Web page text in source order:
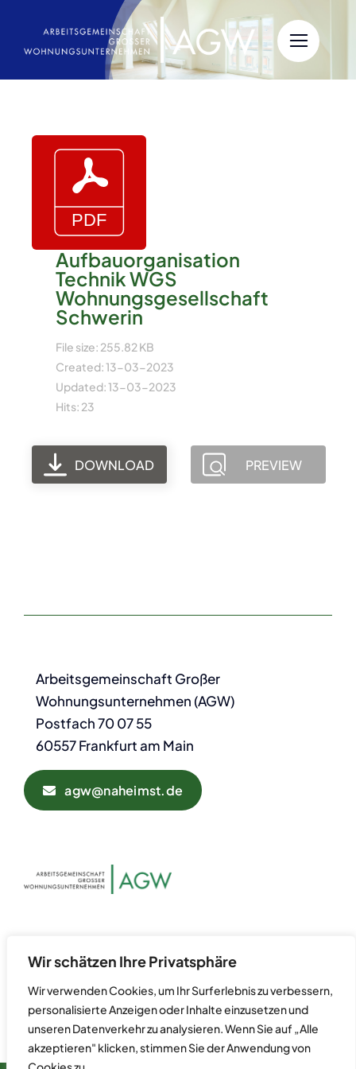
Wir schätzen Ihre Privatsphäre
Wir verwenden Cookies, um Ihr Surferlebnis zu verbessern,
personalisierte Anzeigen oder Inhalte einzusetzen und
unseren Datenverkehr zu analysieren. Wenn Sie auf „Alle
akzeptieren" klicken, stimmen Sie der Anwendung von
springen
Aufbauorganisation
Technik WGS
Wohnungsgesellschaft
Schwerin
File size: 255.82 KB
Created: 13-03-2023
Updated: 13-03-2023
Hits: 23
DOWNLOAD PREVIEW
Arbeitsgemeinschaft Großer
Wohnungsunternehmen (AGW)
Postfach 70 07 55
60557 Frankfurt am Main
agw@naheimst.de